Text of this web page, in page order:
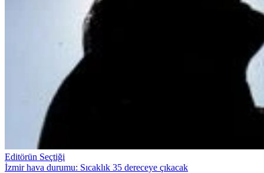
Editörün Seçtiği
İzmir hava durumu: Sıcaklık 35 dereceye çıkacak